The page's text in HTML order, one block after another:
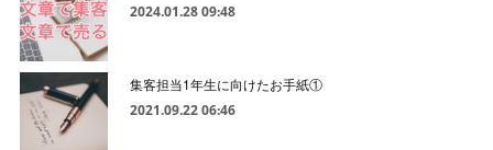
2024.01.28 09:48
集客担当1年生に向けたお手紙①
2021.09.22 06:46